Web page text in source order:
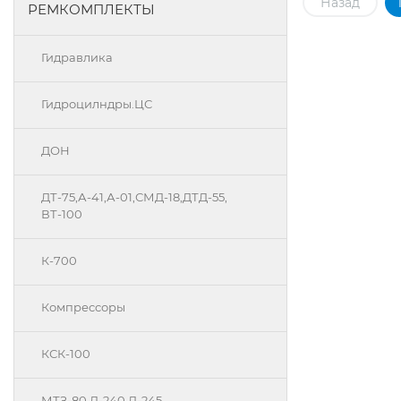
РЕМКОМПЛЕКТЫ
Гидравлика
Гидроцилндры.ЦС
ДОН
ДТ-75,А-41,А-01,СМД-18,ДТД-55,
ВТ-100
К-700
Компрессоры
КСК-100